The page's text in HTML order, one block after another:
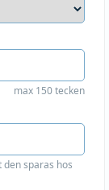
max 150 tecken
sparas hos